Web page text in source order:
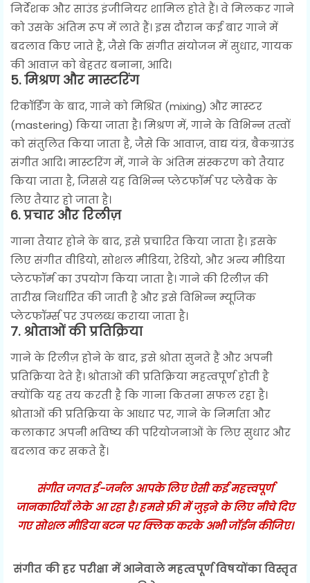
निर्देशक और साउंड इंजीनियर शामिल होते हैं। वे मिलकर गाने
को उसके अंतिम रूप में लाते हैं। इस दौरान कई बार गाने में
बदलाव किए जाते हैं, जैसे कि संगीत संयोजन में सुधार, गायक
की आवाज़ को बेहतर बनाना, आदि।
5.मिश्रण और मास्टरिंग
रिकॉर्डिंग के बाद, गाने को मिश्रित (mixing) और मास्टर
(mastering) किया जाता है। मिश्रण में, गाने के विभिन्न तत्वों
को संतुलित किया जाता है, जैसे कि आवाज़, वाद्य यंत्र, बैकग्राउंड
संगीत आदि। मास्टरिंग में, गाने के अंतिम संस्करण को तैयार
किया जाता है, जिससे यह विभिन्न प्लेटफॉर्म पर प्लेबैक के
लिए तैयार हो जाता है।
6.प्रचार और रिलीज़
गाना तैयार होने के बाद, इसे प्रचारित किया जाता है। इसके
लिए संगीत वीडियो, सोशल मीडिया, रेडियो, और अन्य मीडिया
प्लेटफॉर्म का उपयोग किया जाता है। गाने की रिलीज़ की
तारीख निर्धारित की जाती है और इसे विभिन्न म्यूजिक
प्लेटफॉर्म्स पर उपलब्ध कराया जाता है।
7. श्रोताओं की प्रतिक्रिया
गाने के रिलीज़ होने के बाद, इसे श्रोता सुनते हैं और अपनी
प्रतिक्रिया देते हैं। श्रोताओं की प्रतिक्रिया महत्वपूर्ण होती है
क्योंकि यह तय करती है कि गाना कितना सफल रहा है।
श्रोताओं की प्रतिक्रिया के आधार पर, गाने के निर्माता और
कलाकार अपनी भविष्य की परियोजनाओं के लिए सुधार और
बदलाव कर सकते हैं।
संगीत जगत ई-जर्नल आपके लिए ऐसी कई महत्त्वपूर्ण
जानकारियाँ लेके आ रहा है। हमसे फ्री में जुड़ने के लिए नीचे दिए
गए सोशल मीडिया बटन पर क्लिक करके अभी जॉईन कीजिए।
संगीत की हर परीक्षा में आनेवाले महत्वपूर्ण विषयोंका विस्तृत